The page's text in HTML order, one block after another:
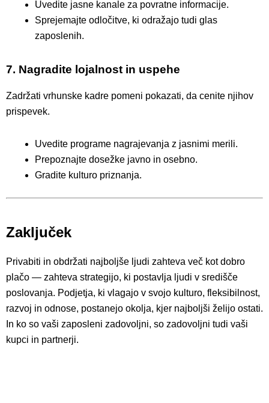
Uvedite jasne kanale za povratne informacije.
Sprejemajte odločitve, ki odražajo tudi glas
zaposlenih.
7. Nagradite lojalnost in uspehe
Zadržati vrhunske kadre pomeni pokazati, da cenite njihov
prispevek.
Uvedite programe nagrajevanja z jasnimi merili.
Prepoznajte dosežke javno in osebno.
Gradite kulturo priznanja.
Zaključek
Privabiti in obdržati najboljše ljudi zahteva več kot dobro
plačo — zahteva strategijo, ki postavlja ljudi v središče
poslovanja. Podjetja, ki vlagajo v svojo kulturo, fleksibilnost,
razvoj in odnose, postanejo okolja, kjer najboljši želijo ostati.
In ko so vaši zaposleni zadovoljni, so zadovoljni tudi vaši
kupci in partnerji.